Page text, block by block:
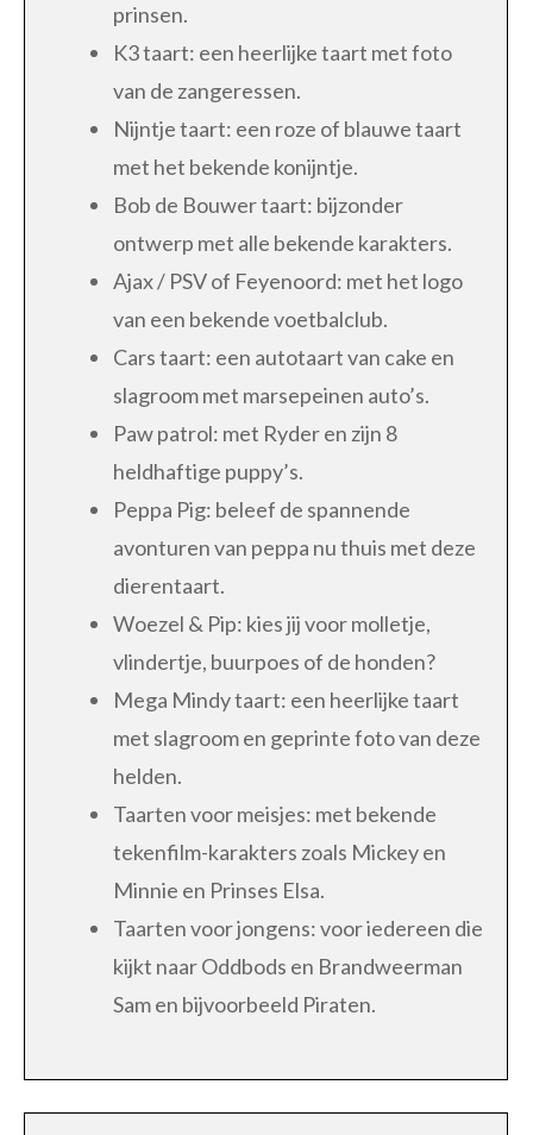
prinsen.
K3 taart: een heerlijke taart met foto
van de zangeressen.
Nijntje taart: een roze of blauwe taart
met het bekende konijntje.
Bob de Bouwer taart: bijzonder
ontwerp met alle bekende karakters.
Ajax / PSV of Feyenoord: met het logo
van een bekende voetbalclub.
Cars taart: een autotaart van cake en
slagroom met marsepeinen auto’s.
Paw patrol: met Ryder en zijn 8
heldhaftige puppy’s.
Peppa Pig: beleef de spannende
avonturen van peppa nu thuis met deze
dierentaart.
Woezel & Pip: kies jij voor molletje,
vlindertje, buurpoes of de honden?
Mega Mindy taart: een heerlijke taart
met slagroom en geprinte foto van deze
helden.
Taarten voor meisjes: met bekende
tekenfilm-karakters zoals Mickey en
Minnie en Prinses Elsa.
Taarten voor jongens: voor iedereen die
kijkt naar Oddbods en Brandweerman
Sam en bijvoorbeeld Piraten.